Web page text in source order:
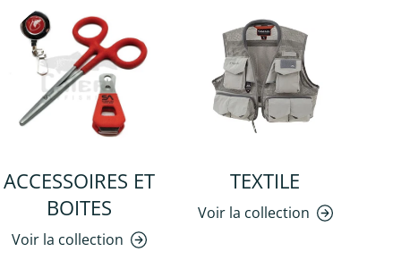
ACCESSOIRES ET
BOITES
Voir la collection
TEXTILE
Voir la collection